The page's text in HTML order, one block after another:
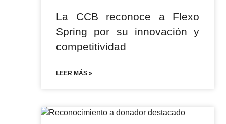
La CCB reconoce a Flexo
Spring por su innovación y
competitividad
LEER MÁS »